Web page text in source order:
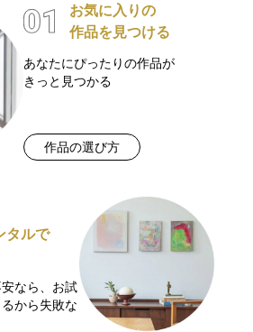
お気に入りの
作品を見つける
あなたにぴったりの作品が
きっと見つかる
作品の選び方
タルで
なら、お試
から失敗な